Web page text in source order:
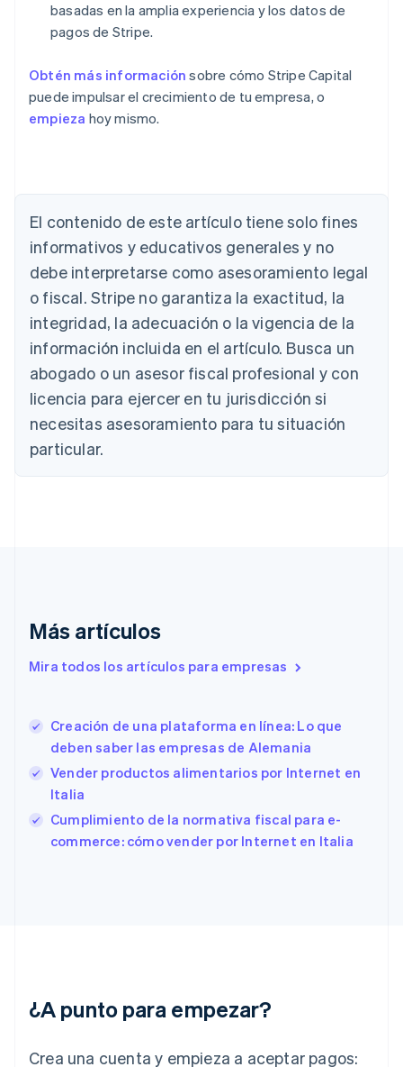
basadas en la amplia experiencia y los datos de
pagos de Stripe.
Obtén más información sobre cómo Stripe Capital
puede impulsar el crecimiento de tu empresa, o
empieza hoy mismo.
El contenido de este artículo tiene solo fines
informativos y educativos generales y no
debe interpretarse como asesoramiento legal
o fiscal. Stripe no garantiza la exactitud, la
integridad, la adecuación o la vigencia de la
información incluida en el artículo. Busca un
abogado o un asesor fiscal profesional y con
licencia para ejercer en tu jurisdicción si
necesitas asesoramiento para tu situación
particular.
Más artículos
Mira todos los artículos para empresas
Creación de una plataforma en línea: Lo que
deben saber las empresas de Alemania
Vender productos alimentarios por Internet en
Italia
Cumplimiento de la normativa fiscal para e-
commerce: cómo vender por Internet en Italia
¿A punto para empezar?
Crea una cuenta y empieza a aceptar pagos:
DeutschEnglish
Australia
Austria
DeutschEnglish
Bélgica
Nederlands
Brasil
PortuguêsEnglish
Bulgaria
English
Canadá
English
China continental
简体中文English
English
English
España
Estados Unidos
EnglishEspañol 简体中文
Estonia
Finlandia
EnglishSvenska
India
English